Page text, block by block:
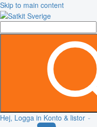
Skip to main content
Hej, Logga in Konto & listor